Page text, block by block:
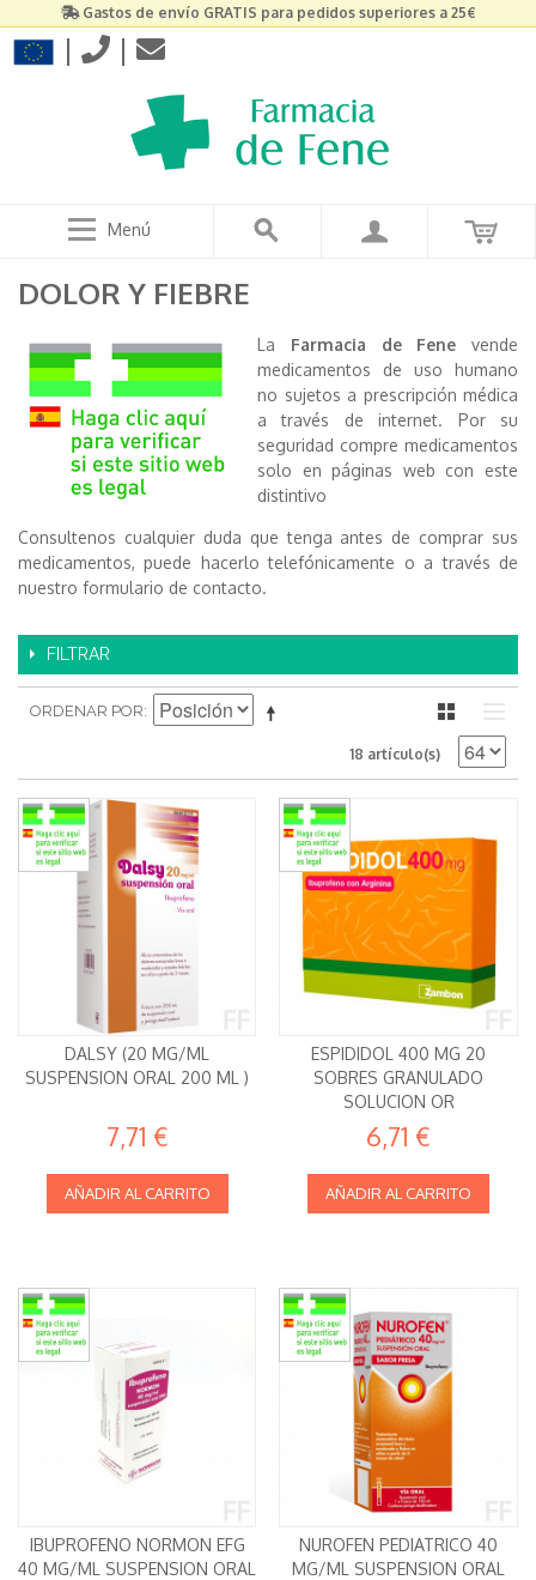
Gastos de envío GRATIS para pedidos superiores a 25€
| |
Menú
DOLOR Y FIEBRE
La Farmacia de Fene vende
medicamentos de uso humano
no sujetos a prescripción médica
a través de internet. Por su
seguridad compre medicamentos
solo en páginas web con este
distintivo
Consultenos cualquier duda que tenga antes de comprar sus
medicamentos, puede hacerlo telefónicamente o a través de
nuestro formulario de contacto.
FILTRAR
ORDENAR POR
18 artículo(s)
DALSY (20 MG/ML
SUSPENSION ORAL 200 ML )
7,71 €
AÑADIR AL CARRITO
ESPIDIDOL 400 MG 20
SOBRES GRANULADO
SOLUCION OR
6,71 €
AÑADIR AL CARRITO
IBUPROFENO NORMON EFG
40 MG/ML SUSPENSION ORAL
NUROFEN PEDIATRICO 40
MG/ML SUSPENSION ORAL